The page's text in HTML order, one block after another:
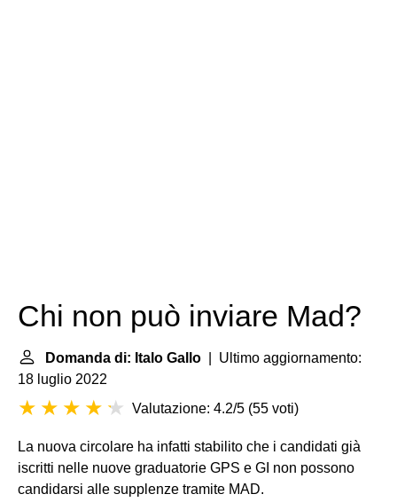
Chi non può inviare Mad?
Domanda di: Italo Gallo | Ultimo aggiornamento:
18 luglio 2022
Valutazione: 4.2/5 (55 voti)
La nuova circolare ha infatti stabilito che i candidati già
iscritti nelle nuove graduatorie GPS e GI non possono
candidarsi alle supplenze tramite MAD.